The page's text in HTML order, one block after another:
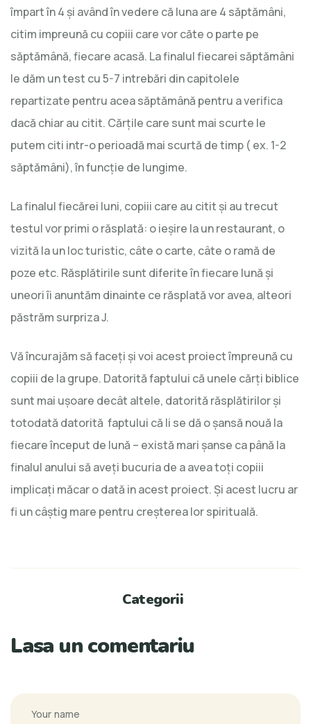
împart în 4 şi având în vedere că luna are 4 săptămâni,
citim impreună cu copiii care vor căte o parte pe
săptămână, fiecare acasă. La finalul fiecarei săptămâni
le dăm un test cu 5-7 intrebări din capitolele
repartizate pentru acea săptămână pentru a verifica
dacă chiar au citit. Cărţile care sunt mai scurte le
putem citi intr-o perioadă mai scurtă de timp ( ex. 1-2
săptămâni), în funcţie de lungime.
La finalul fiecărei luni, copiii care au citit şi au trecut
testul vor primi o răsplată: o ieşire la un restaurant, o
vizită la un loc turistic, câte o carte, câte o ramă de
poze etc. Răsplătirile sunt diferite în fiecare lună şi
uneori îi anuntăm dinainte ce răsplată vor avea, alteori
păstrăm surpriza J.
Vă încurajăm să faceţi şi voi acest proiect împreună cu
copiii de la grupe. Datorită faptului că unele cărţi biblice
sunt mai uşoare decât altele, datorită răsplătirilor şi
totodată datorită faptului că li se dă o şansă nouă la
fiecare început de lună – există mari şanse ca până la
finalul anului să aveţi bucuria de a avea toţi copiii
implicaţi măcar o dată in acest proiect. Şi acest lucru ar
fi un câştig mare pentru creşterea lor spirituală.
Categorii
Lasa un comentariu